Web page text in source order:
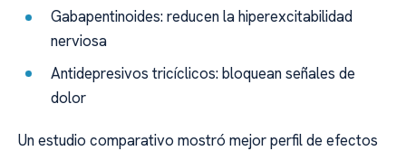
Gabapentinoides: reducen la hiperexcitabilidad
nerviosa
Antidepresivos tricíclicos: bloquean señales de
dolor
Un estudio comparativo mostró mejor perfil de efectos